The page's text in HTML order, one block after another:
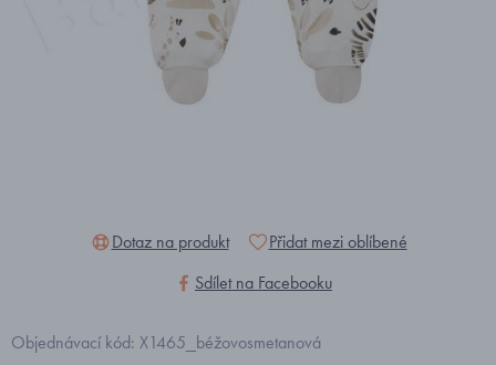
Dotaz na produkt
Přidat mezi oblíbené
Sdílet na Facebooku
Objednávací kód: X1465_béžovosmetanová